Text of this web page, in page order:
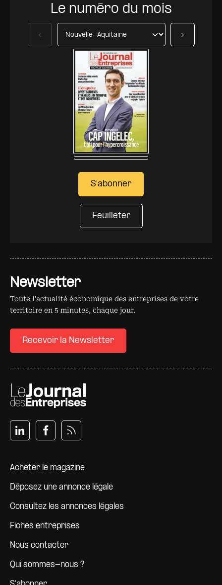
Newsletter
Toute l’actualité économique des entreprises de votre
territoire en 5 minutes, chaque jour.
Recevoir la Newsletter
Pied de page
Acheter le magazine
Déposez une annonce légale
Consultez les annonces légales
Fiches entreprises
Nous contacter
Qui sommes-nous ?
Le numéro du mois
S'abonner
Feuilleter
Précédent Suivant